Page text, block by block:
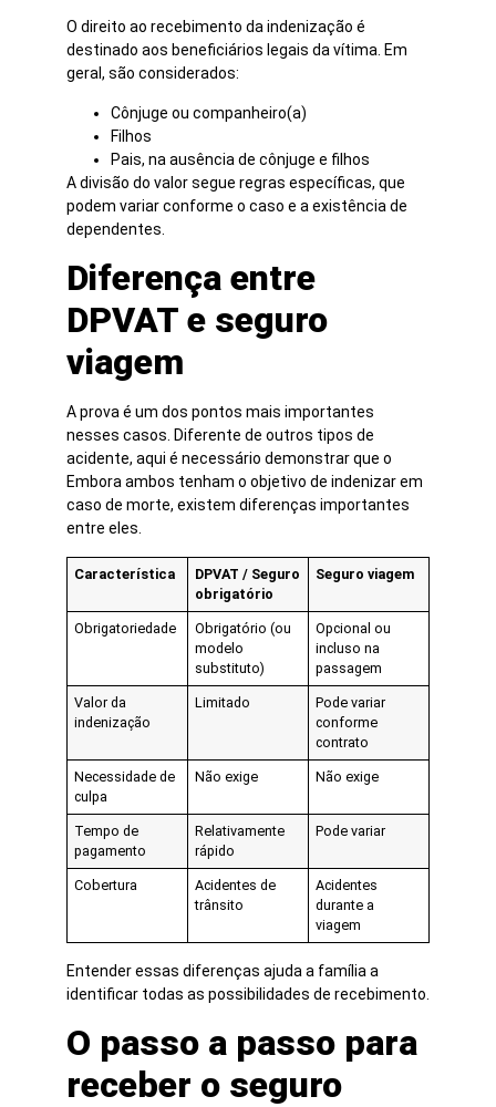
O direito ao recebimento da indenização é
destinado aos beneficiários legais da vítima. Em
geral, são considerados:
Cônjuge ou companheiro(a)
Filhos
Pais, na ausência de cônjuge e filhos
A divisão do valor segue regras específicas, que
podem variar conforme o caso e a existência de
dependentes.
Diferença entre
DPVAT e seguro
viagem
A prova é um dos pontos mais importantes
nesses casos. Diferente de outros tipos de
acidente, aqui é necessário demonstrar que o
Embora ambos tenham o objetivo de indenizar em
caso de morte, existem diferenças importantes
entre eles.
Característica
DPVAT / Seguro
obrigatório
Seguro viagem
Obrigatoriedade
Obrigatório (ou
modelo
substituto)
Opcional ou
incluso na
passagem
Valor da
indenização
Limitado
Pode variar
conforme
contrato
Necessidade de
culpa
Não exige Não exige
Tempo de
pagamento
Relativamente
rápido
Pode variar
Cobertura
Acidentes de
trânsito
Acidentes
durante a
viagem
Entender essas diferenças ajuda a família a
identificar todas as possibilidades de recebimento.
O passo a passo para
receber o seguro